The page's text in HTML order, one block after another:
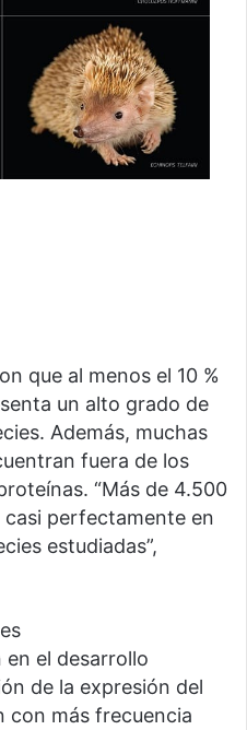
que al menos el 10 %
un alto grado de
Además, muchas
fuera de los
“Más de 4.500
perfectamente en
estudiadas”,
el desarrollo
de la expresión del
con más frecuencia